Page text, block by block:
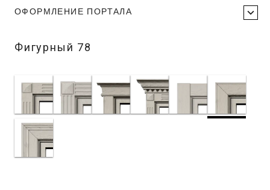
ОФОРМЛЕНИЕ ПОРТАЛА
Фигурный 78